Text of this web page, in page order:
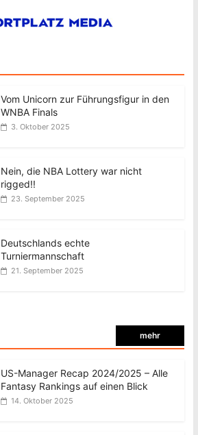
Vom Unicorn zur Führungsfigur in den
WNBA Finals
3. Oktober 2025
Nein, die NBA Lottery war nicht
rigged!!
23. September 2025
Deutschlands echte
Turniermannschaft
21. September 2025
mehr
US-Manager Recap 2024/2025 – Alle
Fantasy Rankings auf einen Blick
14. Oktober 2025